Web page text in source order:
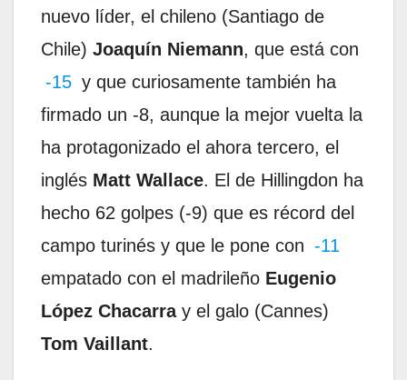
nuevo líder, el chileno (Santiago de
Chile) Joaquín Niemann, que está con
-15 y que curiosamente también ha
firmado un -8, aunque la mejor vuelta la
ha protagonizado el ahora tercero, el
inglés Matt Wallace. El de Hillingdon ha
hecho 62 golpes (-9) que es récord del
campo turinés y que le pone con -11
empatado con el madrileño Eugenio
López Chacarray el galo (Cannes)
Tom Vaillant.